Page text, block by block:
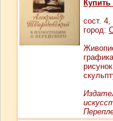
Купить
сост. 4,
город:
графика
рисунок